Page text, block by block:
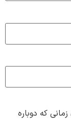
که دوباره